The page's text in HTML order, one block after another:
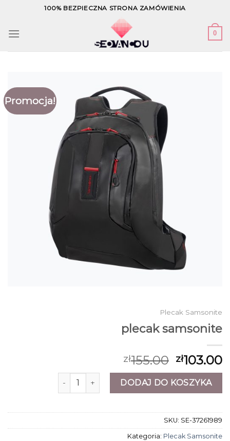
content
100% BEZPIECZNA STRONA ZAMÓWIENIA
0
Promocja!
Plecak Samsonite
plecak samsonite
zł155.00 zł103.00
ilość plecak samsoniteDODAJ DO KOSZYKA
SKU: SE-37261989
Kategoria: Plecak Samsonite